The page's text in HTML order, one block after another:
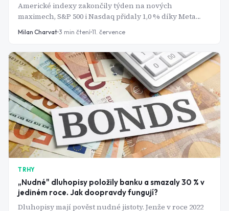
Americké indexy zakončily týden na nových
maximech, S&P 500 i Nasdaq přidaly 1,0 % díky Meta
Platforms a Nvidia. Evropa se ale propadala kolem 2 %
Milan Charvat 3 min čtení 11. července
TRHY
„Nudné" dluhopisy položily banku a smazaly 30 % v
jediném roce. Jak doopravdy fungují?
Dluhopisy mají pověst nudné jistoty. Jenže v roce 2022